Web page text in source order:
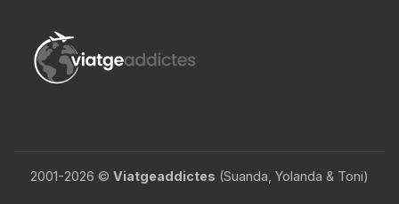
2001-2026 © Viatgeaddictes (Suanda, Yolanda & Toni)